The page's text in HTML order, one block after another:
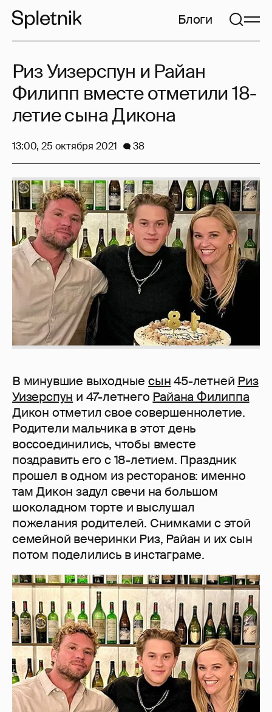
Блоги
В минувшие выходныесын45-летней Риз
Уизерспун и 47-летнего Райана Филиппа
Дикон отметил свое совершеннолетие.
Родители мальчика в этот день
воссоединились, чтобы вместе
поздравить его с 18-летием. Праздник
прошел в одном из ресторанов: именно
там Дикон задул свечи на большом
шоколадном торте и выслушал
пожелания родителей. Снимками с этой
семейной вечеринки Риз, Райан и их сын
потом поделились в инстаграме.
Риз Уизерспун и Райан
Филипп вместе отметили 18-
летие сына Дикона
13:00, 25 октября 2021 38